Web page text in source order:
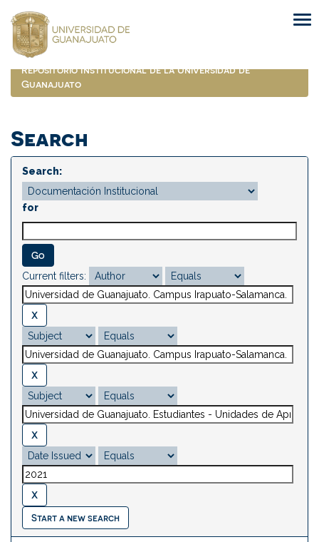
navigation
Repositorio Institucional de la Universidad de
Guanajuato
Search
Search:
for
Current filters:
Start a new search